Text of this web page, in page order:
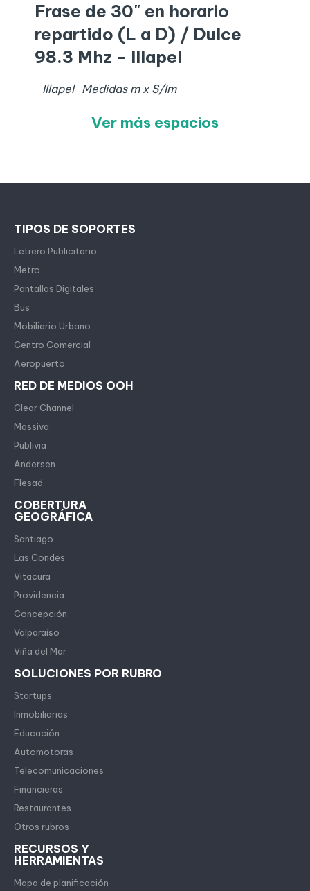
Frase de 30" en horario
repartido (L a D) / Dulce
98.3 Mhz - Illapel
Illapel Medidas m x S/Im
Ver más espacios
TIPOS DE SOPORTES
Letrero Publicitario
Metro
Pantallas Digitales
Bus
Mobiliario Urbano
Centro Comercial
Aeropuerto
RED DE MEDIOS OOH
Clear Channel
Massiva
Publivia
Andersen
Flesad
COBERTURA
GEOGRÁFICA
Santiago
Las Condes
Vitacura
Providencia
Concepción
Valparaíso
Viña del Mar
SOLUCIONES POR RUBRO
Startups
Inmobiliarias
Educación
Automotoras
Telecomunicaciones
Financieras
Restaurantes
Otros rubros
RECURSOS Y
HERRAMIENTAS
Mapa de planificación